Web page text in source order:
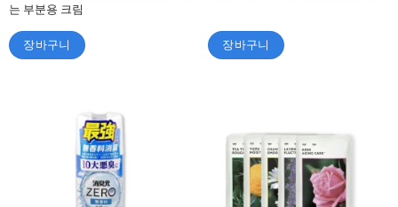
는 부분용 크림
장바구니 장바구니